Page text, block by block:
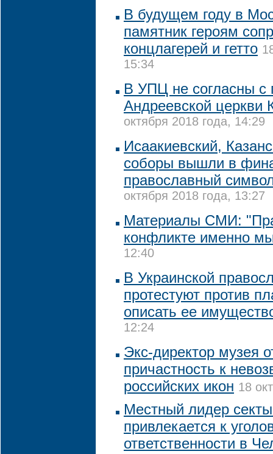
В будущем году в
памятник героям
концлагерей и гетто
15:34
В УПЦ не согласны с
Андреевской церкви
октября 2018 года, 14:29
Исаакиевский,
соборы вышли в
православный
октября 2018 года, 13:27
Материалы СМИ:
конфликте именно
12:40
В Украинской
протестуют против
описать ее
12:24
Экс-директор музея
причастность к
российских икон 18
Местный лидер
привлекается к
ответственности в